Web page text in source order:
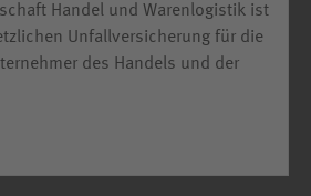
Handel und Warenlogistik ist
Unfallversicherung für die
des Handels und der